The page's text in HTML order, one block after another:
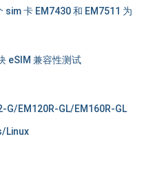
卡 EM7430 和 EM7511 为
eSIM 兼容性测试
G/EM120R-GL/EM160R-GL
Linux